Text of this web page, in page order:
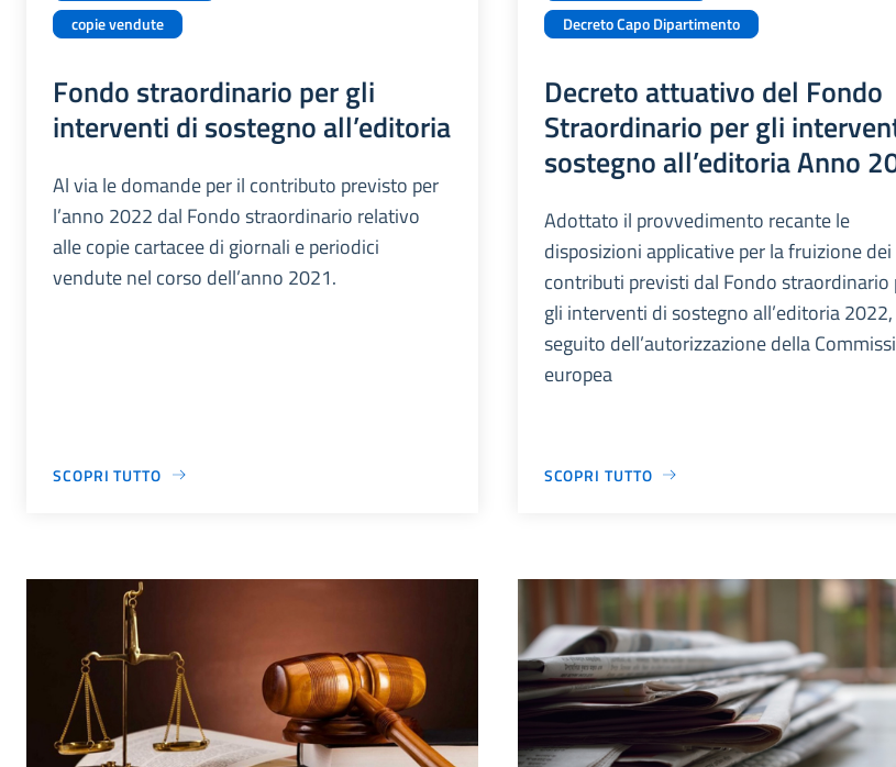
copie vendute
Fondo straordinario per gli
interventi di sostegno all’editoria
Al via le domande per il contributo previsto per
l’anno 2022 dal Fondo straordinario relativo
alle copie cartacee di giornali e periodici
vendute nel corso dell’anno 2021.
SCOPRI TUTTO
Decreto Capo Dipartimento
Decreto attuativo del Fondo
Straordinario per gli
sostegno all’editoria Anno
Adottato il provvedimento recante le
disposizioni applicative per la fruizione dei
contributi previsti dal Fondo straordinario
gli interventi di sostegno all’editoria
seguito dell’autorizzazione della
europea
SCOPRI TUTTO